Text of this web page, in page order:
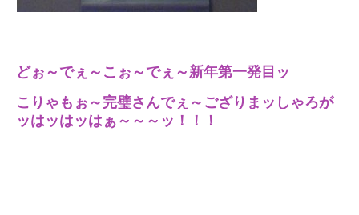
どぉ～でぇ～こぉ～でぇ～新年第一発目ッ
こりゃもぉ～完璧さんでぇ～ござりまッしゃろが
ッはッはッはぁ～～～ッ！！！